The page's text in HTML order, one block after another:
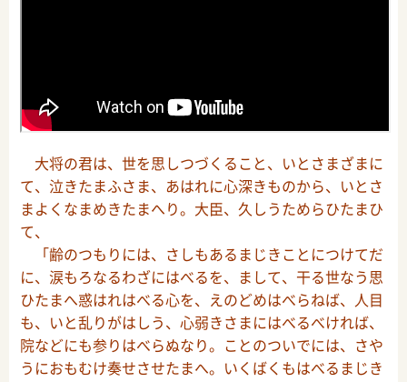
大将の君は、世を思しつづくること、いとさまざまに
て、泣きたまふさま、あはれに心深きものから、いとさ
まよくなまめきたまへり。大臣、久しうためらひたまひ
て、
「齢のつもりには、さしもあるまじきことにつけてだ
に、涙もろなるわざにはべるを、まして、干る世なう思
ひたまへ惑はれはべる心を、えのどめはべらねば、人目
も、いと乱りがはしう、心弱きさまにはべるべければ、
院などにも参りはべらぬなり。ことのついでには、さや
うにおもむけ奏せさせたまへ。いくばくもはべるまじき